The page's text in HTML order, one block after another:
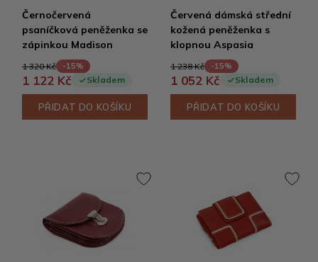
Černočervená
psaníčková peněženka se
zápinkou Madison
1 320 Kč -15%
1 122 Kč Skladem
PŘIDAT DO KOŠÍKU
Červená dámská střední
kožená peněženka s
klopnou Aspasia
1 238 Kč -15%
1 052 Kč Skladem
PŘIDAT DO KOŠÍKU